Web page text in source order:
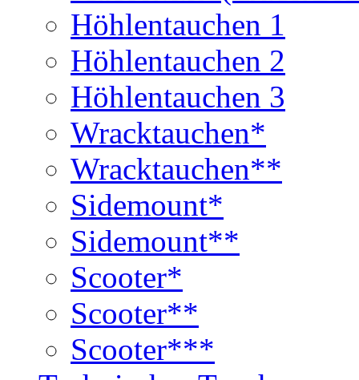
Höhlentauchen 1
Höhlentauchen 2
Höhlentauchen 3
Wracktauchen*
Wracktauchen**
Sidemount*
Sidemount**
Scooter*
Scooter**
Scooter***